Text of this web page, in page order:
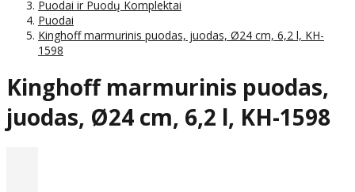
Puodai ir Puodų Komplektai
Puodai
Kinghoff marmurinis puodas, juodas, Ø24 cm, 6,2 l, KH-
1598
Kinghoff marmurinis puodas,
juodas, Ø24 cm, 6,2 l, KH-1598